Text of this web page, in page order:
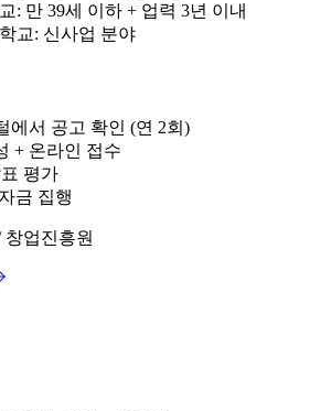
: 만 39세 이하 + 업력 3년 이내
교: 신사업 분야
에서 공고 확인 (연 2회)
+ 온라인 접수
평가
금 집행
업진흥원